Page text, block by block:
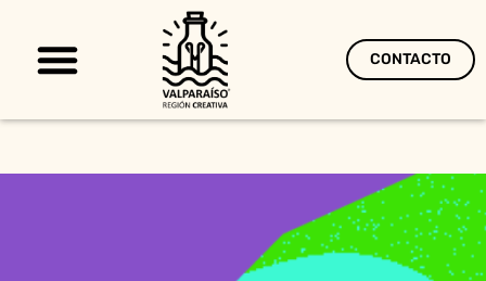
CONTACTO